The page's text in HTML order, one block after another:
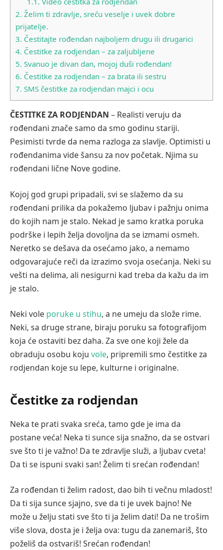
2. Želim ti zdravlje, sreću veselje i uvek dobre
prijatelje.
3. Čestitajte rođendan najboljem drugu ili drugarici
4. Čestitke za rodjendan – za zaljubljene
5. Svanuo je divan dan, mojoj duši rođendan!
6. Čestitke za rodjendan – za brata ili sestru
7. SMS čestitke za rodjendan majci i ocu
ČESTITKE ZA RODJENDAN – Realisti veruju da
rođendani znače samo da smo godinu stariji.
Pesimisti tvrde da nema razloga za slavlje. Optimisti u
rođendanima vide šansu za nov početak. Njima su
rođendani lične Nove godine.
Kojoj god grupi pripadali, svi se slažemo da su
rođendani prilika da pokažemo ljubav i pažnju onima
do kojih nam je stalo. Nekad je samo kratka poruka
podrške i lepih želja dovoljna da se izmami osmeh.
Neretko se dešava da osećamo jako, a nemamo
odgovarajuće reči da izrazimo svoja osećanja. Neki su
vešti na delima, ali nesigurni kad treba da kažu da im
je stalo.
Neki vole poruke u stihu, a ne umeju da slože rime.
Neki, sa druge strane, biraju poruku sa fotografijom
koja će ostaviti bez daha. Za sve one koji žele da
obraduju osobu koju vole, pripremili smo čestitke za
rodjendan koje su lepe, kulturne i originalne.
Čestitke za rodjendan
Neka te prati svaka sreća, tamo gde je ima da
postane veća! Neka ti sunce sija snažno, da se ostvari
sve što ti je važno! Da te zdravlje služi, a ljubav cveta!
Da ti se ispuni svaki san! Želim ti srećan rođendan!
Za rođendan ti želim radost, dao bih ti večnu mladost!
Da ti sija sunce sjajno, sve da ti je uvek bajno! Ne
može u želju stati sve što ti ja želim dati! Da ne trošim
više slova, dosta je i želja ova: tugu da zanemariš, što
poželiš da ostvariš! Srećan rođendan!